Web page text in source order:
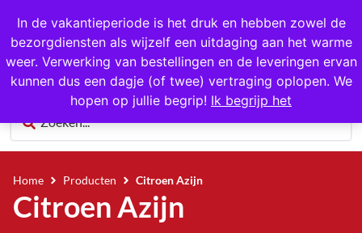
In de vakantieperiode is het druk en hebben zowel de
bezorgdiensten als wijzelf een uitdaging aan het warme
weer. Verwerking van bestellingen en de leveringen ervan
kunnen dus een dagje (of twee) vertraging oplopen. We
hopen op jullie begrip! Ik begrijp het
1000+ producten op voorraad
0
Home Producten Citroen Azijn
Citroen Azijn